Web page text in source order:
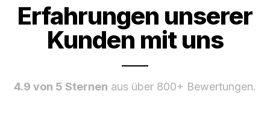
Erfahrungen unserer
Kunden mit uns
4.9 von 5 Sternen aus über 800+ Bewertungen.